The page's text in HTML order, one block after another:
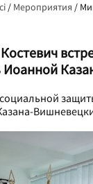
/ Мероприятия /
социальной